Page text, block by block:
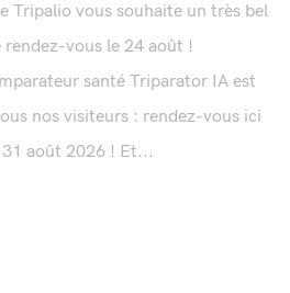
Tripalio vous souhaite un très bel
vous le 24 août !
santé Triparator IA est
nos visiteurs : rendez-vous ici
août 2026 ! Et...